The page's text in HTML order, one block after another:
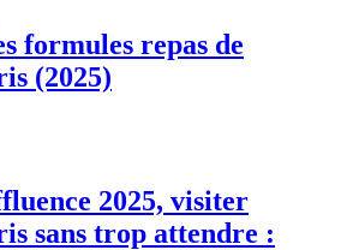
formules repas de
(2025)
2025, visiter
sans trop attendre :